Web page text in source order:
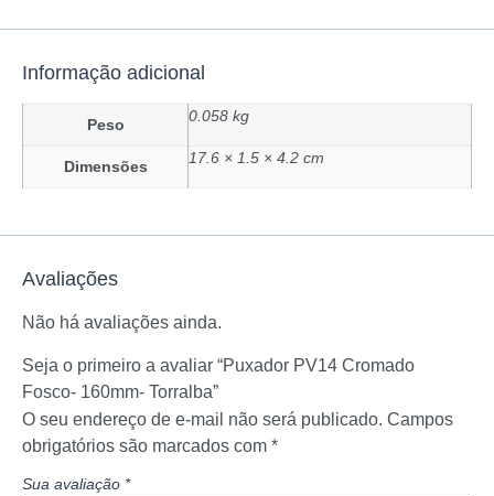
Informação adicional
Peso 0.058 kg
Dimensões 17.6 × 1.5 × 4.2 cm
Avaliações
Não há avaliações ainda.
Seja o primeiro a avaliar “Puxador PV14 Cromado
Fosco- 160mm- Torralba”
O seu endereço de e-mail não será publicado. Campos
obrigatórios são marcados com *
Sua avaliação *